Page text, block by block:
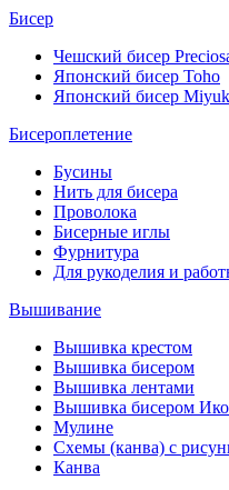
Бисер
Чешский бисер
Японский бисер Toho
Японский бисер
Бисероплетение
Бусины
Нить для бисера
Проволока
Бисерные иглы
Фурнитура
Для рукоделия и
Вышивание
Вышивка крестом
Вышивка бисером
Вышивка лентами
Вышивка бисером
Мулине
Схемы (канва) с
Канва